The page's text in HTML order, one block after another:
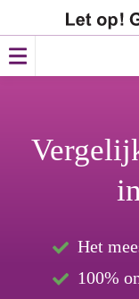
Het
100%